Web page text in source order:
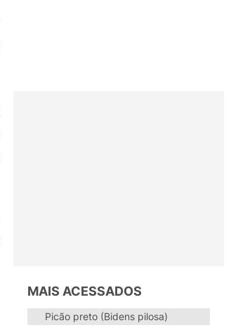
MAIS ACESSADOS
Picão preto (Bidens pilosa)